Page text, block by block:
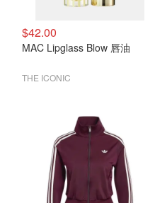
$42.00
MAC Lipglass Blow 唇油
THE ICONIC